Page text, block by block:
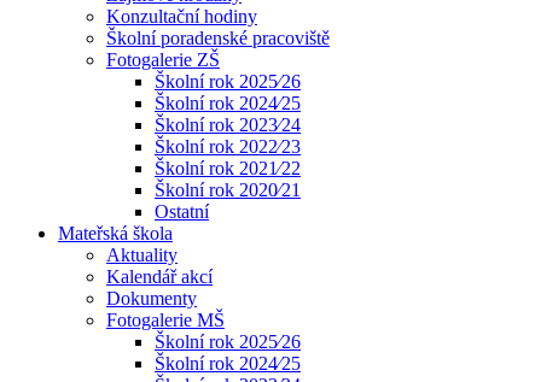
Konzultační hodiny
Školní poradenské pracoviště
Fotogalerie ZŠ
Školní rok 2025⁄26
Školní rok 2024⁄25
Školní rok 2023⁄24
Školní rok 2022⁄23
Školní rok 2021⁄22
Školní rok 2020⁄21
Ostatní
Mateřská škola
Aktuality
Kalendář akcí
Dokumenty
Fotogalerie MŠ
Školní rok 2025⁄26
Školní rok 2024⁄25